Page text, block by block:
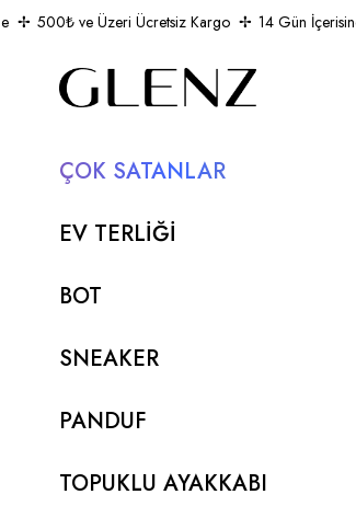
500₺ ve Üzeri Ücretsiz Kargo 14 Gün
ÇOK SATANLAR
EV TERLİĞİ
BOT
SNEAKER
PANDUF
TOPUKLU AYAKKABI